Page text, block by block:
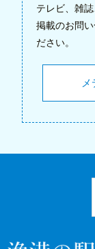
テレビ、雑
掲載のお問
ださい。